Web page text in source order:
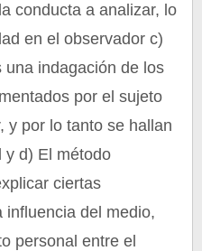
conducta a analizar, lo
en el observador c)
una indagación de los
por el sujeto
y por lo tanto se hallan
y d) El método
ciertas
influencia del medio,
personal entre el